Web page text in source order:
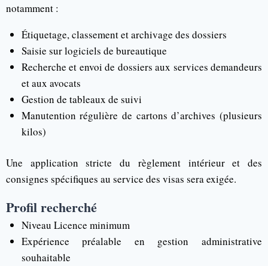
notamment :
Étiquetage, classement et archivage des dossiers
Saisie sur logiciels de bureautique
Recherche et envoi de dossiers aux services demandeurs
et aux avocats
Gestion de tableaux de suivi
Manutention régulière de cartons d’archives (plusieurs
kilos)
Une application stricte du règlement intérieur et des
consignes spécifiques au service des visas sera exigée.
Profil recherché
Niveau Licence minimum
Expérience préalable en gestion administrative
souhaitable